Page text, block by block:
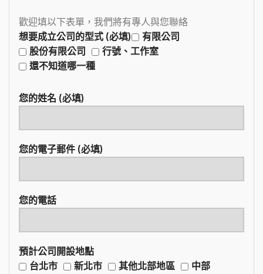
歡迎填以下表單，我們將有專人與您聯絡
想要成立公司的型式 (必填)
有限公司
股份有限公司
行號、工作室
還不知道哪一種
您的姓名 (必填)
您的電子郵件 (必填)
您的電話
預計公司開設地點
台北市
新北市 其他北部地區
中部